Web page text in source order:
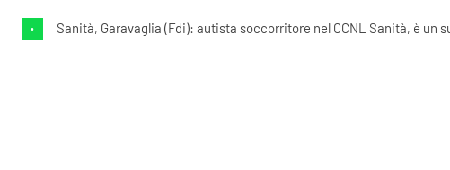
• Sanità, Garavaglia (Fdi): autista soccorritore nel CCNL Sanità, è un